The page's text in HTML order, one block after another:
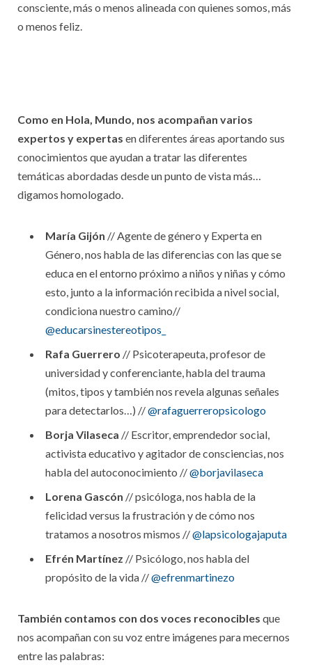
consciente, más o menos alineada con quienes somos, más
o menos feliz.
Como en Hola, Mundo, nos acompañan varios
expertos y expertas en diferentes áreas aportando sus
conocimientos que ayudan a tratar las diferentes
temáticas abordadas desde un punto de vista más…
digamos homologado.
María Gijón // Agente de género y Experta en
Género, nos habla de las diferencias con las que se
educa en el entorno próximo a niños y niñas y cómo
esto, junto a la información recibida a nivel social,
condiciona nuestro camino//
@educarsinestereotipos_
Rafa Guerrero // Psicoterapeuta, profesor de
universidad y conferenciante, habla del trauma
(mitos, tipos y también nos revela algunas señales
para detectarlos…) //@rafaguerreropsicologo
Borja Vilaseca // Escritor, emprendedor social,
activista educativo y agitador de consciencias, nos
habla del autoconocimiento //@borjavilaseca
Lorena Gascón // psicóloga, nos habla de la
felicidad versus la frustración y de cómo nos
tratamos a nosotros mismos //@lapsicologajaputa
Efrén Martínez // Psicólogo, nos habla del
propósito de la vida //@efrenmartinezo
También contamos con dos voces reconocibles que
nos acompañan con su voz entre imágenes para mecernos
entre las palabras: